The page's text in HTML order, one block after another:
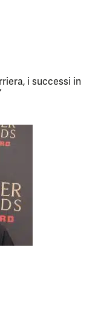
i successi in